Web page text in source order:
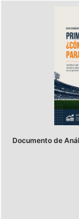
Documento de